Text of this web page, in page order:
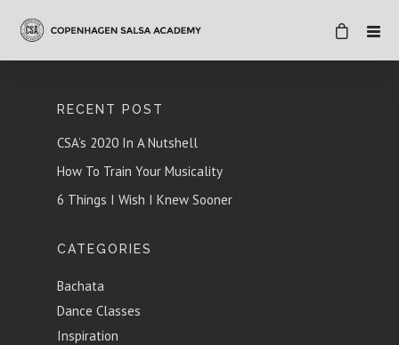
RECENT POST
CSA’s 2020 In A Nutshell
How To Train Your Musicality
6 Things I Wish I Knew Sooner
CATEGORIES
Bachata
Dance Classes
Inspiration